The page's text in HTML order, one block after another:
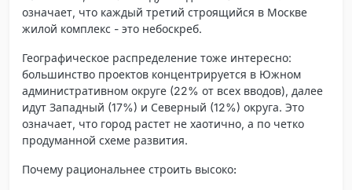
означает, что каждый третий строящийся в Москве
жилой комплекс - это небоскреб.
Географическое распределение тоже интересно:
большинство проектов концентрируется в Южном
административном округе (22% от всех вводов), далее
идут Западный (17%) и Северный (12%) округа. Это
означает, что город растет не хаотично, а по четко
продуманной схеме развития.
Почему рациональнее строить высоко: